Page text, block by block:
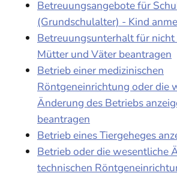
Betreuungsangebote für
(Grundschulalter) - Kind
Betreuungsunterhalt für
Mütter und Väter beantragen
Betrieb einer medizinischen
Röntgeneinrichtung oder die
Änderung des Betriebs
beantragen
Betrieb eines Tiergeheges
Betrieb oder die wesentliche
technischen